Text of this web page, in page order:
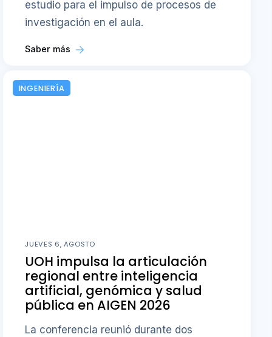
estudio para el impulso de procesos de
investigación en el aula.
Saber más
INGENIERÍA
JUEVES 6, AGOSTO
UOH impulsa la articulación
regional entre inteligencia
artificial, genómica y salud
pública en AIGEN 2026
La conferencia reunió durante dos